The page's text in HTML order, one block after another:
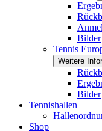
Bilder
Tennis
Weitere
Bilder
Tennishallen
Shop